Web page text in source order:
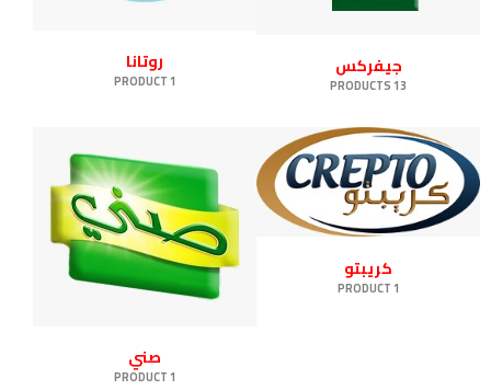
جيفركس
13 PRODUCTS
روتانا
1 PRODUCT
كريبتو
1 PRODUCT
صني
1 PRODUCT